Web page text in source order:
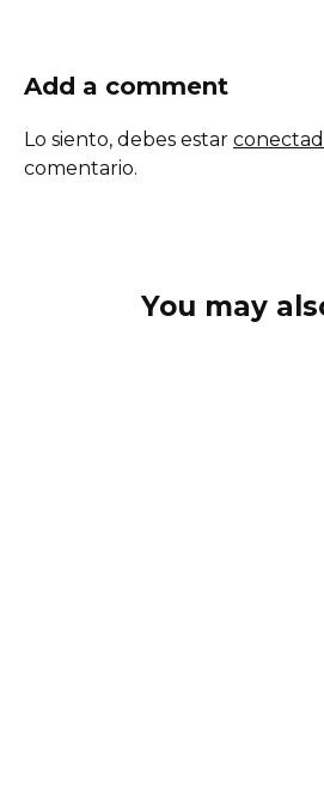
Add a comment
Lo siento, debes estar
comentario.
You may